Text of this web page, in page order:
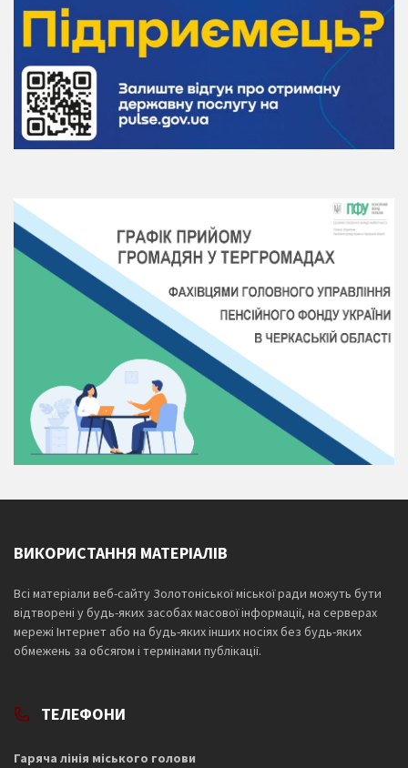
ВИКОРИСТАННЯ МАТЕРІАЛІВ
Всі матеріали веб-сайту Золотоніської міської ради можуть бути
відтворені у будь-яких засобах масової інформації, на серверах
мережі Інтернет або на будь-яких інших носіях без будь-яких
обмежень за обсягом і термінами публікації.
ТЕЛЕФОНИ
Гаряча лінія міського голови